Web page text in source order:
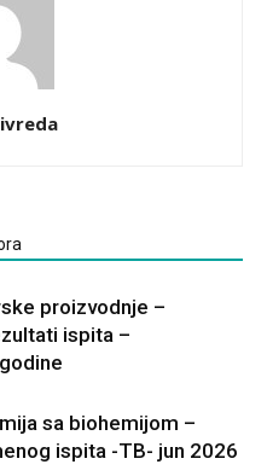
proizvodnje –
ispita –
sa biohemijom –
ispita -TB- jun 2026